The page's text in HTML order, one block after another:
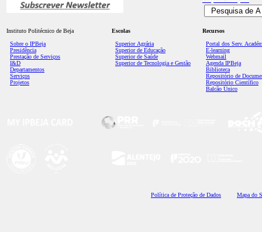
Instituto Politécnico de Beja
Sobre o IPBeja
Presidência
Prestação de Serviços
I&D
Departamentos
Serviços
Projetos
Escolas
Superior Agrária
Superior de Educação
Superior de Saúde
Superior de Tecnologia e Gestão
Recursos
Portal dos Serv.
E-learning
Webmail
Agenda IPBeja
Biblioteca
Repositório de
Repositório Científico
Balcão Único
Política de Proteção de Dados Mapa do